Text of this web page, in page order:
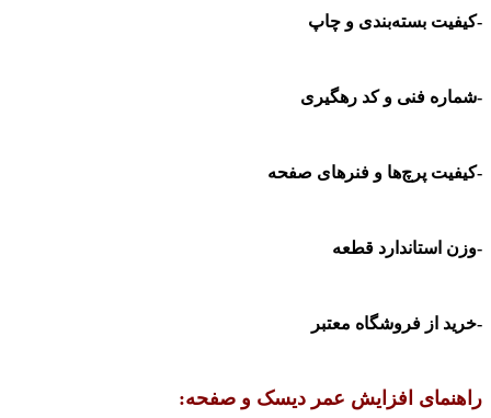
-کیفیت بسته‌بندی و چاپ
-شماره فنی و کد رهگیری
-کیفیت پرچ‌ها و فنرهای صفحه
-وزن استاندارد قطعه
-خرید از فروشگاه معتبر
راهنمای افزایش عمر دیسک و صفحه: